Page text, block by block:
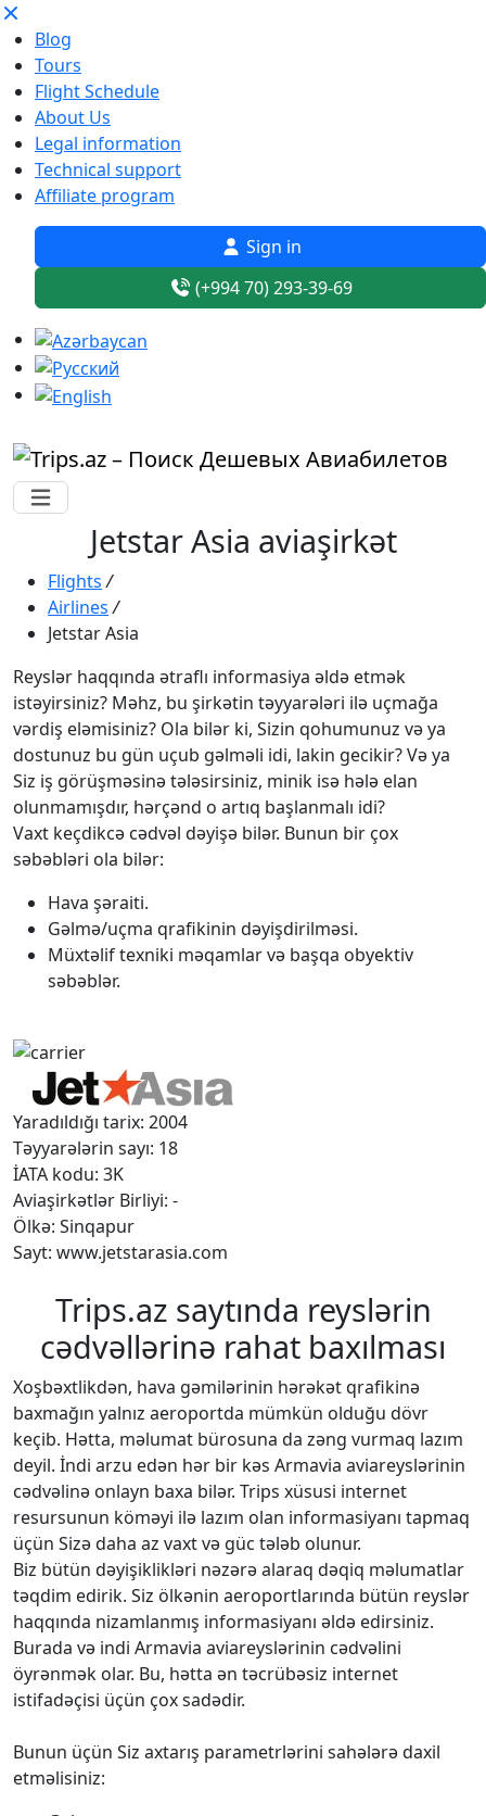
Blog
Tours
Flight Schedule
About Us
Legal information
Technical support
Affiliate program
Sign in
(+994 70) 293-39-69
Jetstar Asia aviaşirkət
Flights /
Airlines /
Jetstar Asia
Reyslər haqqında ətraflı informasiya əldə etmək
istəyirsiniz? Məhz, bu şirkətin təyyarələri ilə uçmağa
vərdiş eləmisiniz? Ola bilər ki, Sizin qohumunuz və ya
dostunuz bu gün uçub gəlməli idi, lakin gecikir? Və ya
Siz iş görüşməsinə tələsirsiniz, minik isə hələ elan
olunmamışdır, hərçənd o artıq başlanmalı idi?
Vaxt keçdikcə cədvəl dəyişə bilər. Bunun bir çox
səbəbləri ola bilər:
Hava şəraiti.
Gəlmə/uçma qrafikinin dəyişdirilməsi.
Müxtəlif texniki məqamlar və başqa obyektiv
səbəblər.
Yaradıldığı tarix: 2004
Təyyarələrin sayı: 18
İATA kodu: 3K
Aviaşirkətlər Birliyi: -
Ölkə: Sinqapur
Sayt: www.jetstarasia.com
Trips.az saytında reyslərin
cədvəllərinə rahat baxılması
Xoşbəxtlikdən, hava gəmilərinin hərəkət qrafikinə
baxmağın yalnız aeroportda mümkün olduğu dövr
keçib. Hətta, məlumat bürosuna da zəng vurmaq lazım
deyil. İndi arzu edən hər bir kəs Armavia aviareyslərinin
cədvəlinə onlayn baxa bilər. Trips xüsusi internet
resursunun köməyi ilə lazım olan informasiyanı tapmaq
üçün Sizə daha az vaxt və güc tələb olunur.
Biz bütün dəyişiklikləri nəzərə alaraq dəqiq məlumatlar
təqdim edirik. Siz ölkənin aeroportlarında bütün reyslər
haqqında nizamlanmış informasiyanı əldə edirsiniz.
Burada və indi Armavia aviareyslərinin cədvəlini
öyrənmək olar. Bu, hətta ən təcrübəsiz internet
istifadəçisi üçün çox sadədir.
Bunun üçün Siz axtarış parametrlərini sahələrə daxil
etməlisiniz: